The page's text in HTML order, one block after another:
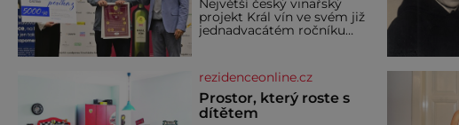
Největší český vinařský
projekt Král vín ve svém již
jednadvacátém ročníku
porota z celkem 1260
vzorků od 157 vinařů. Král
vín, který se – i pře
rezidenceonline.cz
Prostor, který roste s
dítětem